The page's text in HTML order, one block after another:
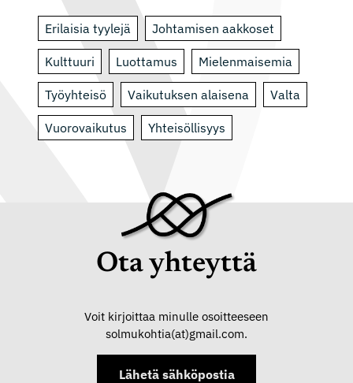
Erilaisia tyylejä Johtamisen aakkoset
Kulttuuri Luottamus Mielenmaisemia
Työyhteisö Vaikutuksen alaisena Valta
Vuorovaikutus Yhteisöllisyys
Ota yhteyttä
Voit kirjoittaa minulle osoitteeseen
solmukohtia(at)gmail.com.
Lähetä sähköpostia